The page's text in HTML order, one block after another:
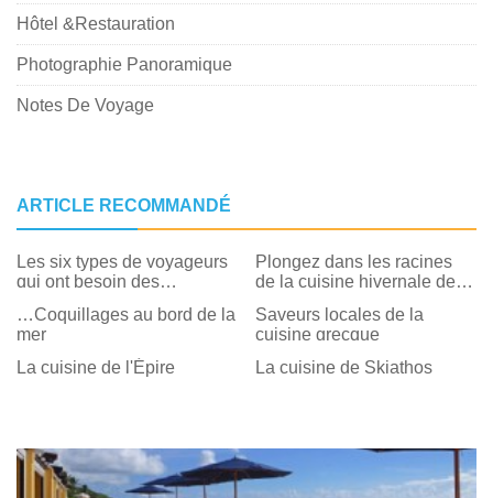
Hôtel &Restauration
Photographie Panoramique
Notes De Voyage
ARTICLE RECOMMANDÉ
Les six types de voyageurs
qui ont besoin des
Plongez dans les racines
de la cuisine hivernale de
…Coquillages au bord de la
mer
Saveurs locales de la
cuisine grecque
La cuisine de l'Épire
La cuisine de Skiathos